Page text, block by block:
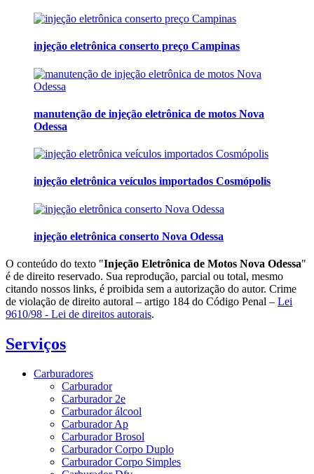
injeção eletrônica conserto preço Campinas
manutenção de injeção eletrônica de motos Nova
Odessa
injeção eletrônica veículos importados Cosmópolis
injeção eletrônica conserto Nova Odessa
O conteúdo do texto "Injeção Eletrônica de Motos Nova Odessa"
é de direito reservado. Sua reprodução, parcial ou total, mesmo
citando nossos links, é proibida sem a autorização do autor. Crime
de violação de direito autoral – artigo 184 do Código Penal – Lei
9610/98 - Lei de direitos autorais.
Serviços
Carburadores
Carburador
Carburador 2e
Carburador álcool
Carburador Ap
Carburador Brosol
Carburador Corpo Duplo
Carburador Corpo Simples